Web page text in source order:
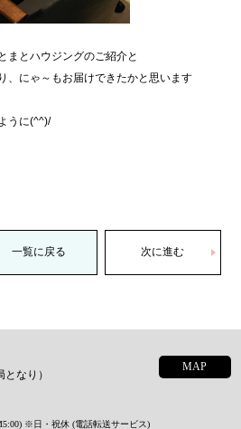
まとハウジングのご紹介と
、にゃ～もお届けできたかと思います
うに(^^)/
一覧に戻る 次に進む
なり）
MAP
※日・祝休 (電話転送サービス)